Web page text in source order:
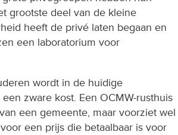
grootste deel van de kleine
heeft de privé laten begaan en
een laboratorium voor
wordt in de huidige
zware kost. Een OCMW-rusthuis
een gemeente, maar voorziet wel
een prijs die betaalbaar is voor